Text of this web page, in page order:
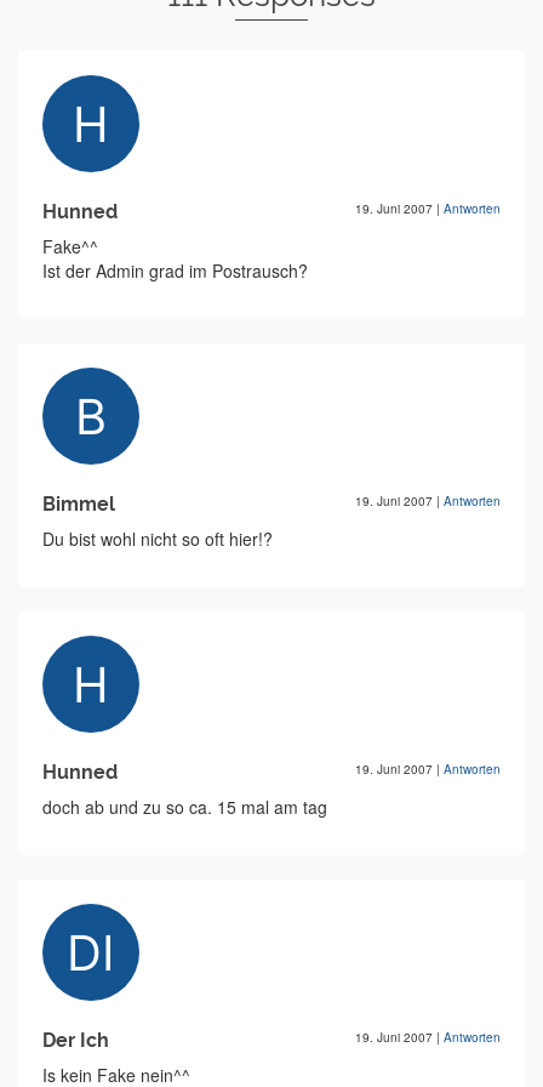
Hunned 19. Juni 2007 | Antworten
Fake^^
Ist der Admin grad im Postrausch?
Bimmel 19. Juni 2007 | Antworten
Du bist wohl nicht so oft hier!?
Hunned 19. Juni 2007 | Antworten
doch ab und zu so ca. 15 mal am tag
Der Ich 19. Juni 2007 | Antworten
Is kein Fake nein^^